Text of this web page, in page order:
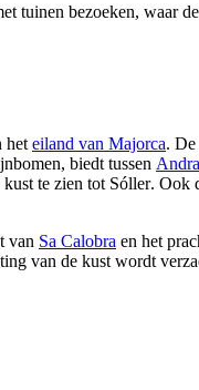
tuinen bezoeken, waar
het eiland van Majorca.
biedt tussen
te zien tot Sóller. Ook
van Sa Calobra en het
van de kust wordt